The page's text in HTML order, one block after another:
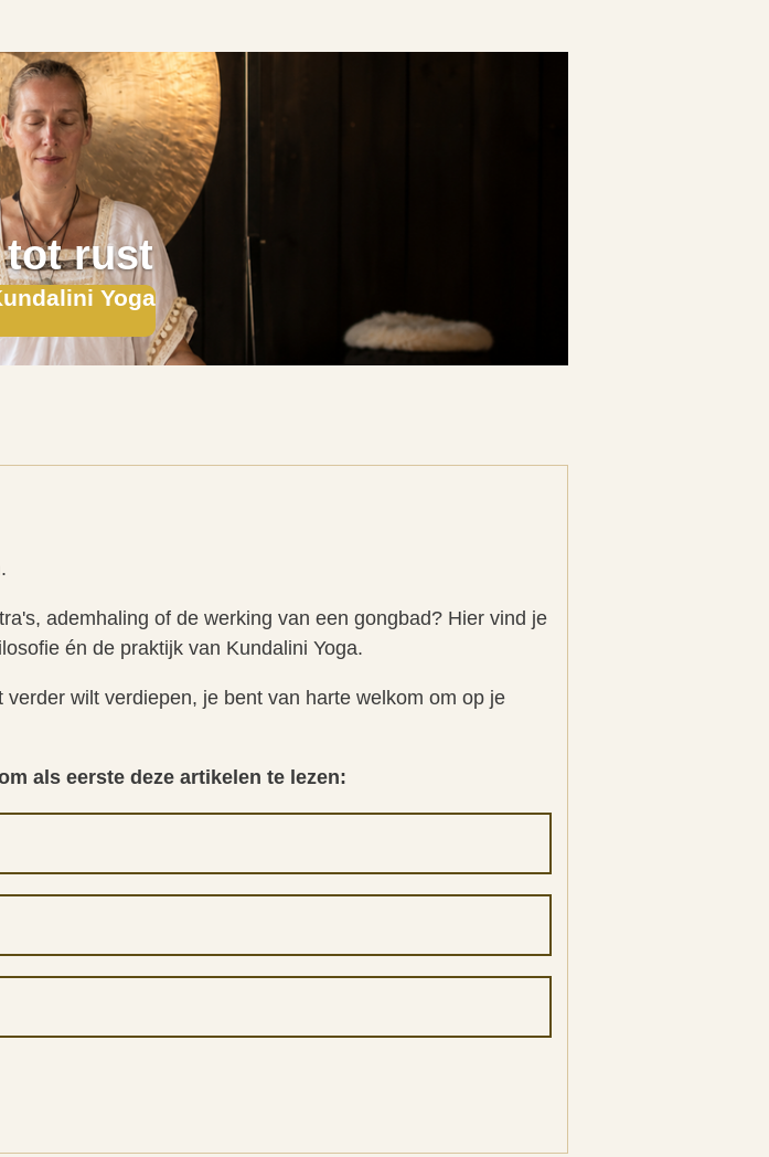
tot rust
Yoga
.
ademhaling of de werking van een gongbad? Hier vind je
én de praktijk van Kundalini Yoga.
wilt verdiepen, je bent van harte welkom om op je
als eerste deze artikelen te lezen: